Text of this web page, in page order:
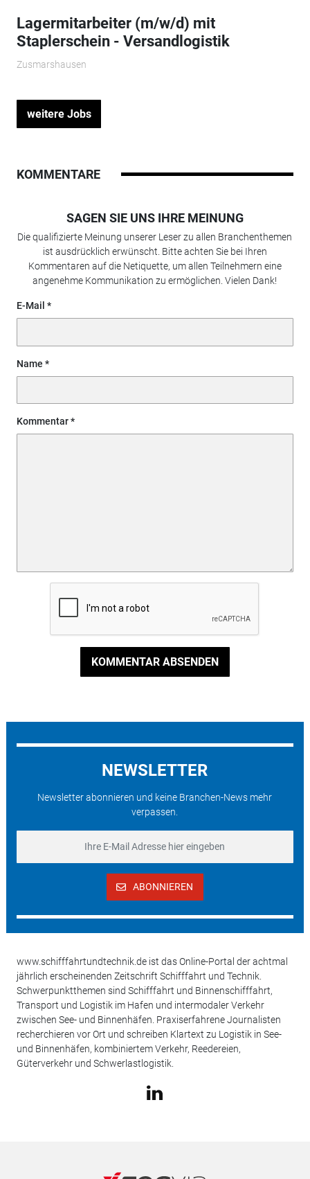
Lagermitarbeiter (m/w/d) mit
Staplerschein - Versandlogistik
Zusmarshausen
weitere Jobs
KOMMENTARE
SAGEN SIE UNS IHRE MEINUNG
Die qualifizierte Meinung unserer Leser zu allen Branchenthemen
ist ausdrücklich erwünscht. Bitte achten Sie bei Ihren
Kommentaren auf die Netiquette, um allen Teilnehmern eine
angenehme Kommunikation zu ermöglichen. Vielen Dank!
E-Mail
Name
Kommentar
KOMMENTAR ABSENDEN
NEWSLETTER
Newsletter abonnieren und keine Branchen-News mehr
verpassen.
ABONNIEREN
www.schifffahrtundtechnik.de ist das Online-Portal der achtmal
jährlich erscheinenden Zeitschrift Schifffahrt und Technik.
Schwerpunktthemen sind Schifffahrt und Binnenschifffahrt,
Transport und Logistik im Hafen und intermodaler Verkehr
zwischen See- und Binnenhäfen. Praxiserfahrene Journalisten
recherchieren vor Ort und schreiben Klartext zu Logistik in See-
und Binnenhäfen, kombiniertem Verkehr, Reedereien,
Güterverkehr und Schwerlastlogistik.